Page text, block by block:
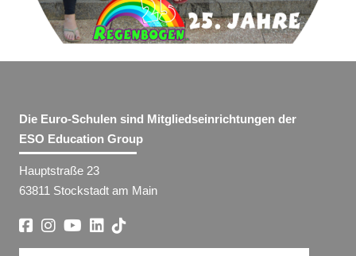
Die Euro-Schulen sind Mitgliedseinrichtungen der
ESO Education Group
Hauptstraße 23
63811 Stockstadt am Main